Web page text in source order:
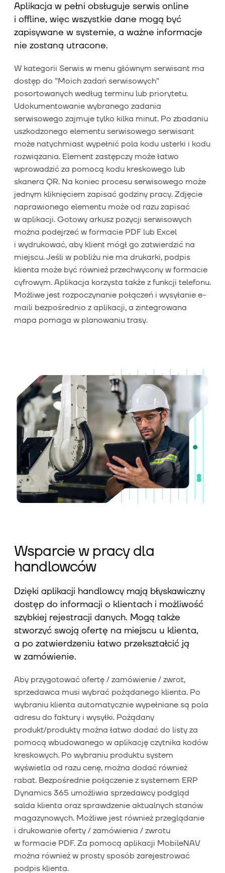
Aplikacja w pełni obsługuje serwis online
i offline, więc wszystkie dane mogą być
zapisywane w systemie, a ważne informacje
nie zostaną utracone.
W kategorii Serwis w menu głównym serwisant ma
dostęp do "Moich zadań serwisowych"
posortowanych według terminu lub priorytetu.
Udokumentowanie wybranego zadania
serwisowego zajmuje tylko kilka minut. Po zbadaniu
uszkodzonego elementu serwisowego serwisant
może natychmiast wypełnić pola kodu usterki i kodu
rozwiązania. Element zastępczy może łatwo
wprowadzić za pomocą kodu kreskowego lub
skanera QR. Na koniec procesu serwisowego może
jednym kliknięciem zapisać godziny pracy. Zdjęcie
naprawionego elementu może od razu zapisać
w aplikacji. Gotowy arkusz pozycji serwisowych
można podejrzeć w formacie PDF lub Excel
i wydrukować, aby klient mógł go zatwierdzić na
miejscu. Jeśli w pobliżu nie ma drukarki, podpis
klienta może być również przechwycony w formacie
cyfrowym. Aplikacja korzysta także z funkcji telefonu.
Możliwe jest rozpoczynanie połączeń i wysyłanie e-
maili bezpośrednio z aplikacji, a zintegrowana
mapa pomaga w planowaniu trasy.
Wsparcie w pracy dla
handlowców
Dzięki aplikacji handlowcy mają błyskawiczny
dostęp do informacji o klientach i możliwość
szybkiej rejestracji danych. Mogą także
stworzyć swoją ofertę na miejscu u klienta,
a po zatwierdzeniu łatwo przekształcić ją
w zamówienie.
Aby przygotować ofertę / zamówienie / zwrot,
sprzedawca musi wybrać pożądanego klienta. Po
wybraniu klienta automatycznie wypełniane są pola
adresu do faktury i wysyłki. Pożądany
produkt/produkty można łatwo dodać do listy za
pomocą wbudowanego w aplikację czytnika kodów
kreskowych. Po wybraniu produktu system
wyświetla od razu cenę, można dodać również
rabat. Bezpośrednie połączenie z systemem ERP
Dynamics 365 umożliwia sprzedawcy podgląd
salda klienta oraz sprawdzenie aktualnych stanów
magazynowych. Możliwe jest również przeglądanie
i drukowanie oferty / zamówienia / zwrotu
w formacie PDF. Za pomocą aplikacji MobileNAV
można również w prosty sposób zarejestrować
podpis klienta.